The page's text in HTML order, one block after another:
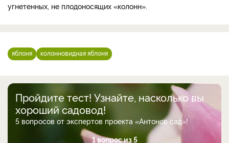
угнетенных, не плодоносящих «колонн».
яблоня колонновидная яблоня
Пройдите тест! Узнайте, насколько вы
хороший садовод!
5 вопросов от экспертов проекта «Антонов сад»!
1 вопрос из 5